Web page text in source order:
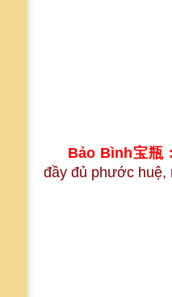
Bảo Bình宝瓶 :
đầy đủ phước